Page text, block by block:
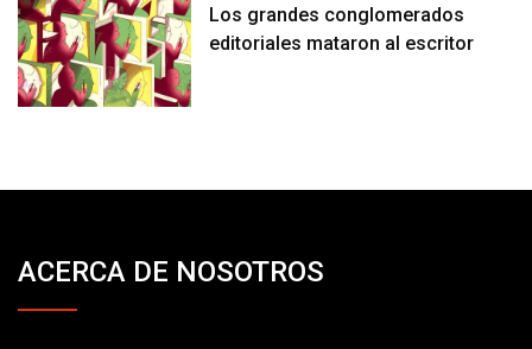
Los grandes conglomerados
editoriales mataron al escritor
ACERCA DE NOSOTROS